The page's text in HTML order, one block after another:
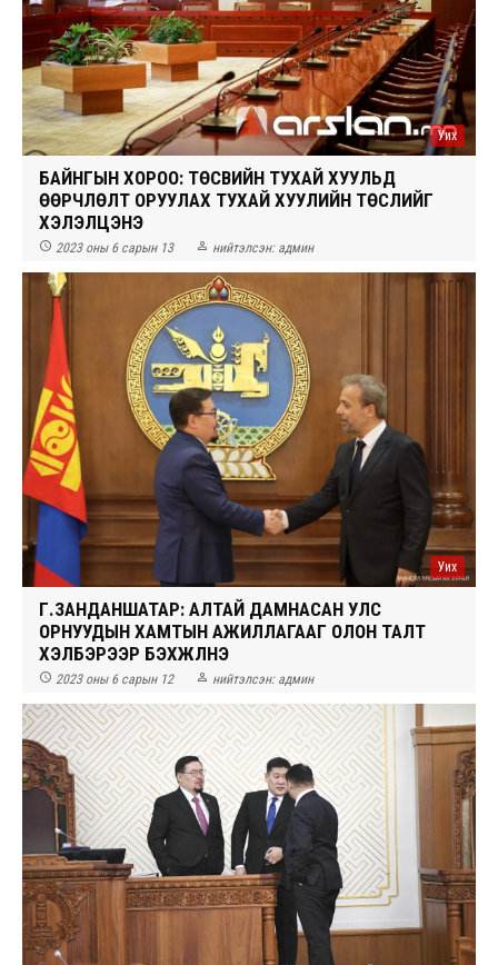
Уих
БАЙНГЫН ХОРОО: ТӨСВИЙН ТУХАЙ ХУУЛЬД
ӨӨРЧЛӨЛТ ОРУУЛАХ ТУХАЙ ХУУЛИЙН ТӨСЛИЙГ
ХЭЛЭЛЦЭНЭ
 2023 оны 6 сарын 13  нийтэлсэн: админ
Уих
Г.ЗАНДАНШАТАР: АЛТАЙ ДАМНАСАН УЛС
ОРНУУДЫН ХАМТЫН АЖИЛЛАГААГ ОЛОН ТАЛТ
ХЭЛБЭРЭЭР БЭХЖҮҮЛНЭ
 2023 оны 6 сарын 12  нийтэлсэн: админ